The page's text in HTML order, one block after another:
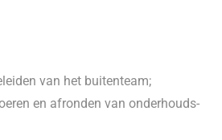
van het buitenteam;
en afronden van onderhouds-